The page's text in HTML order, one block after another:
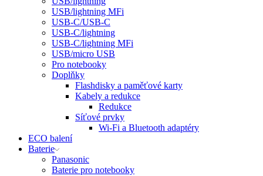
USB/lightning MFi
USB-C/USB-C
USB-C/lightning
USB-C/lightning MFi
USB/micro USB
Pro notebooky
Doplňky
Flashdisky a paměťové karty
Kabely a redukce
Redukce
Síťové prvky
Wi-Fi a Bluetooth adaptéry
ECO balení
Baterie
Panasonic
Baterie pro notebooky